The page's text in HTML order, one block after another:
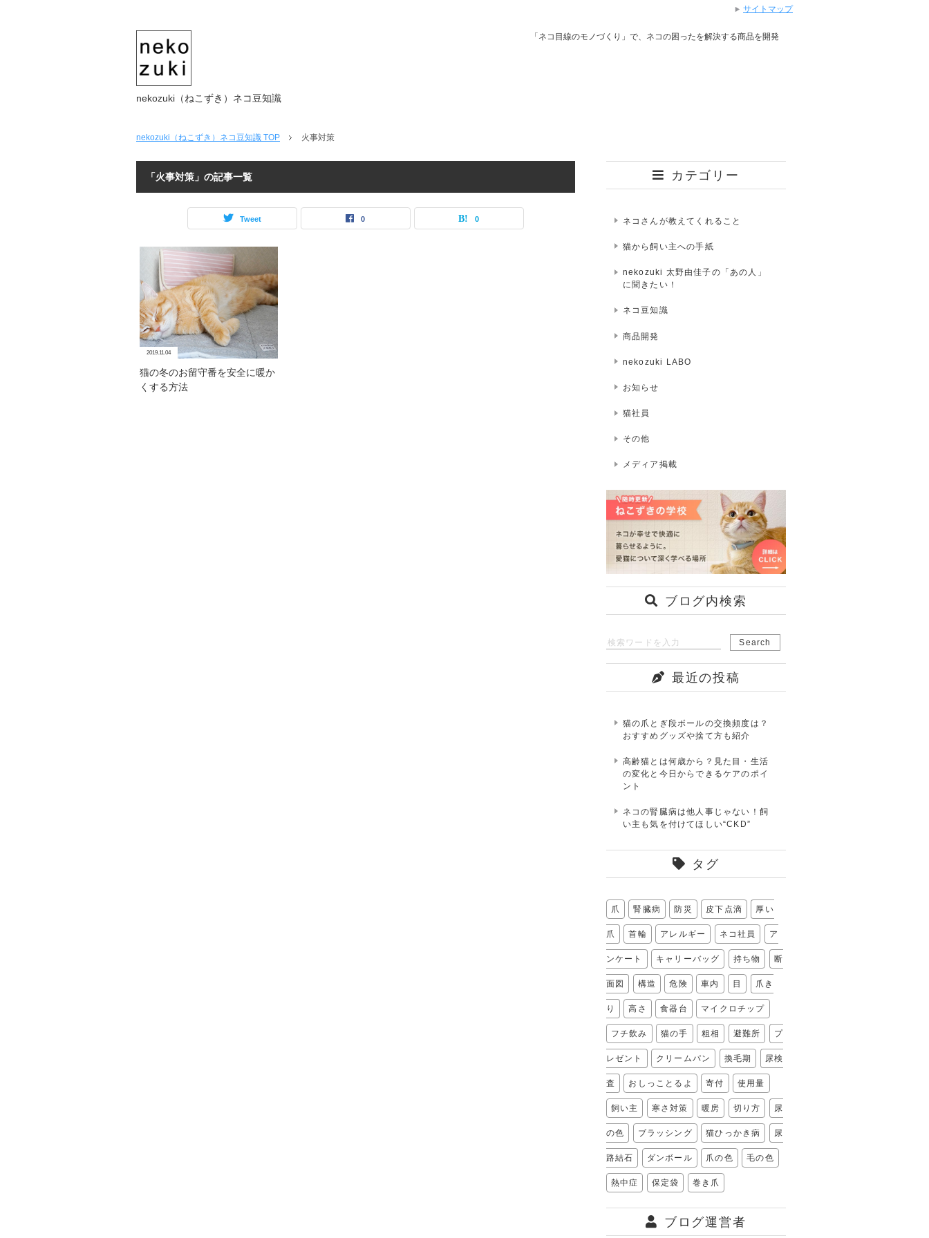
nekozuki（ねこずき）ネコ豆知識
サイトマップ
「ネコ目線のモノづくり」で、ネコの困ったを解決する商品を開発
nekozuki（ねこずき）ネコ豆知識 TOP 火事対策
「火事対策」の記事一覧
Tweet 0 0
2019.11.04
猫の冬のお留守番を安全に暖か
くする方法
カテゴリー
ネコさんが教えてくれること
猫から飼い主への手紙
nekozuki 太野由佳子の「あの人」
に聞きたい！
ネコ豆知識
商品開発
nekozuki LABO
お知らせ
猫社員
その他
メディア掲載
ブログ内検索
最近の投稿
猫の爪とぎ段ボールの交換頻度は？
おすすめグッズや捨て方も紹介
高齢猫とは何歳から？見た目・生活
の変化と今日からできるケアのポイ
ント
ネコの腎臓病は他人事じゃない！飼
い主も気を付けてほしい“CKD”
タグ
爪 腎臓病 防災 皮下点滴 厚い
爪 首輪 アレルギー ネコ社員 ア
ンケート キャリーバッグ 持ち物 断
面図 構造 危険 車内 目 爪き
り 高さ 食器台 マイクロチップ
フチ飲み 猫の手 粗相 避難所 プ
レゼント クリームパン 換毛期 尿検
査 おしっことるよ 寄付 使用量
飼い主 寒さ対策 暖房 切り方 尿
の色 ブラッシング 猫ひっかき病 尿
路結石 ダンボール 爪の色 毛の色
熱中症 保定袋 巻き爪
ブログ運営者